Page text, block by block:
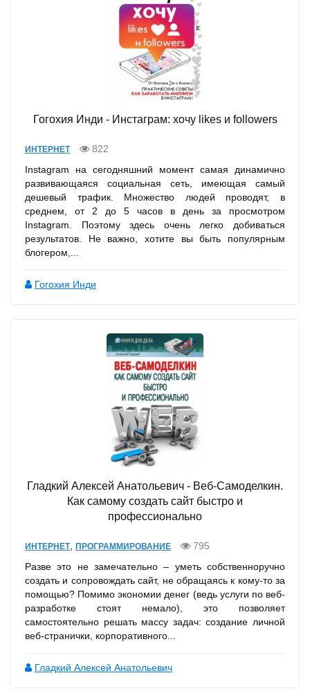
Гогохия Инди - Инстаграм: хочу likes и followers
ИНТЕРНЕТ
822
Instagram на сегодняшний момент самая динамично
развивающаяся социальная сеть, имеющая самый
дешевый трафик. Множество людей проводят, в
среднем, от 2 до 5 часов в день за просмотром
Instagram. Поэтому здесь очень легко добиваться
результатов. Не важно, хотите вы быть популярным
блогером,...
Гогохия Инди
Гладкий Алексей Анатольевич - Веб-Самоделкин.
Как самому создать сайт быстро и
профессионально
ИНТЕРНЕТ, ПРОГРАММИРОВАНИЕ
795
Разве это не замечательно – уметь собственноручно
создать и сопровождать сайт, не обращаясь к кому-то за
помощью? Помимо экономии денег (ведь услуги по веб-
разработке стоят немало), это позволяет
самостоятельно решать массу задач: создание личной
веб-странички, корпоративного...
Гладкий Алексей Анатольевич